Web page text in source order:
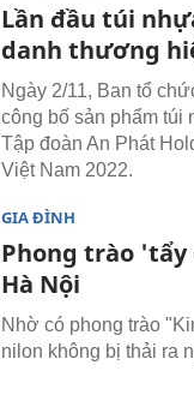
Lần đầu túi
danh thương
Ngày 2/11, Ban tổ
công bố sản phẩm túi
Tập đoàn An Phát
Việt Nam 2022.
GIA ĐÌNH
Phong trào
Hà Nội
Nhờ có phong trào
nilon không bị thải ra